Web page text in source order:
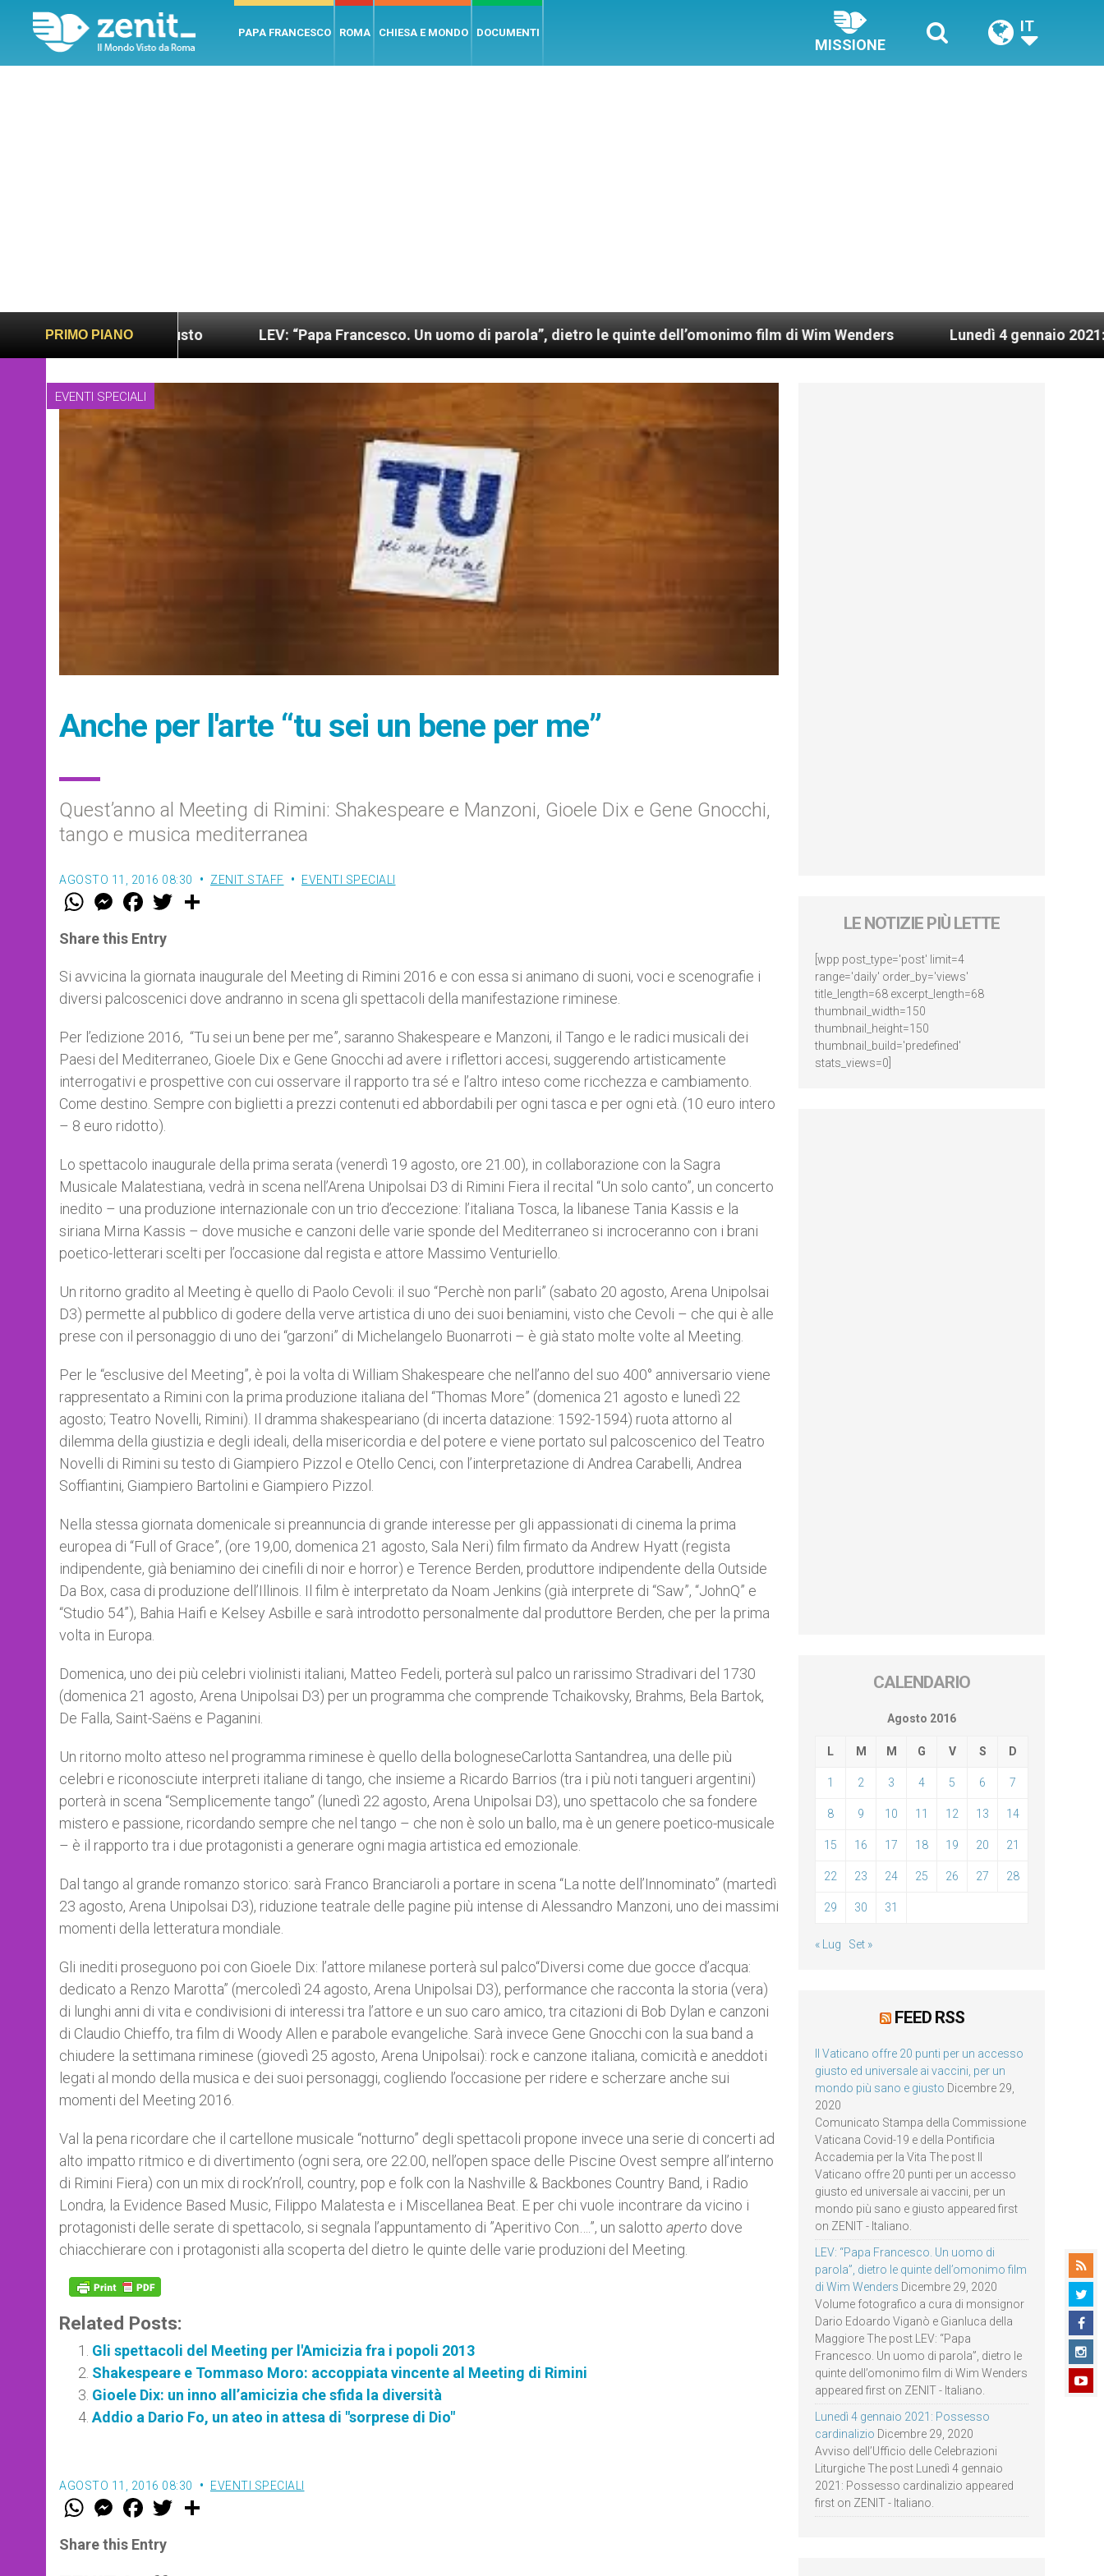
PAPA FRANCESCO ROMA CHIESA E MONDO DOCUMENTI
MISSIONE
IT
PRIMO PIANO
sano e giusto LEV: “Papa Francesco. Un uomo di parola”, dietro le quinte dell’omonimo film di Wim Wenders Lunedì 4 gennaio 2021: Possesso
EVENTI SPECIALI
Anche per l'arte “tu sei un bene per me”
Quest’anno al Meeting di Rimini: Shakespeare e Manzoni, Gioele Dix e Gene Gnocchi,
tango e musica mediterranea
AGOSTO 11, 2016 08:30 ZENIT STAFF EVENTI SPECIALI
W
t
s
p
p
M
e
s
e
g
e
r
F
a
e
b
o
k
w
r
Share this Entry
Si avvicina la giornata inaugurale del Meeting di Rimini 2016 e con essa si animano di suoni, voci e scenografie i
diversi palcoscenici dove andranno in scena gli spettacoli della manifestazione riminese.
Per l’edizione 2016, “Tu sei un bene per me”, saranno Shakespeare e Manzoni, il Tango e le radici musicali dei
Paesi del Mediterraneo, Gioele Dix e Gene Gnocchi ad avere i riflettori accesi, suggerendo artisticamente
interrogativi e prospettive con cui osservare il rapporto tra sé e l’altro inteso come ricchezza e cambiamento.
Come destino. Sempre con biglietti a prezzi contenuti ed abbordabili per ogni tasca e per ogni età. (10 euro intero
– 8 euro ridotto).
Lo spettacolo inaugurale della prima serata (venerdì 19 agosto, ore 21.00), in collaborazione con la Sagra
Musicale Malatestiana, vedrà in scena nell’Arena Unipolsai D3 di Rimini Fiera il recital “Un solo canto”, un concerto
inedito – una produzione internazionale con un trio d’eccezione: l’italiana Tosca, la libanese Tania Kassis e la
siriana Mirna Kassis – dove musiche e canzoni delle varie sponde del Mediterraneo si incroceranno con i brani
poetico-letterari scelti per l’occasione dal regista e attore Massimo Venturiello.
Un ritorno gradito al Meeting è quello di Paolo Cevoli: il suo “Perchè non parli” (sabato 20 agosto, Arena Unipolsai
D3) permette al pubblico di godere della verve artistica di uno dei suoi beniamini, visto che Cevoli – che qui è alle
prese con il personaggio di uno dei “garzoni” di Michelangelo Buonarroti – è già stato molte volte al Meeting.
Per le “esclusive del Meeting”, è poi la volta di William Shakespeare che nell’anno del suo 400° anniversario viene
rappresentato a Rimini con la prima produzione italiana del “Thomas More” (domenica 21 agosto e lunedì 22
agosto; Teatro Novelli, Rimini). Il dramma shakespeariano (di incerta datazione: 1592-1594) ruota attorno al
dilemma della giustizia e degli ideali, della misericordia e del potere e viene portato sul palcoscenico del Teatro
Novelli di Rimini su testo di Giampiero Pizzol e Otello Cenci, con l’interpretazione di Andrea Carabelli, Andrea
Soffiantini, Giampiero Bartolini e Giampiero Pizzol.
Nella stessa giornata domenicale si preannuncia di grande interesse per gli appassionati di cinema la prima
europea di “Full of Grace”, (ore 19,00, domenica 21 agosto, Sala Neri) film firmato da Andrew Hyatt (regista
indipendente, già beniamino dei cinefili di noir e horror) e Terence Berden, produttore indipendente della Outside
Da Box, casa di produzione dell’Illinois. Il film è interpretato da Noam Jenkins (già interprete di “Saw”, “JohnQ” e
“Studio 54”), Bahia Haifi e Kelsey Asbille e sarà introdotto personalmente dal produttore Berden, che per la prima
volta in Europa.
Domenica, uno dei più celebri violinisti italiani, Matteo Fedeli, porterà sul palco un rarissimo Stradivari del 1730
(domenica 21 agosto, Arena Unipolsai D3) per un programma che comprende Tchaikovsky, Brahms, Bela Bartok,
De Falla, Saint-Saëns e Paganini.
Un ritorno molto atteso nel programma riminese è quello della bologneseCarlotta Santandrea, una delle più
celebri e riconosciute interpreti italiane di tango, che insieme a Ricardo Barrios (tra i più noti tangueri argentini)
porterà in scena “Semplicemente tango” (lunedì 22 agosto, Arena Unipolsai D3), uno spettacolo che sa fondere
mistero e passione, ricordando sempre che nel tango – che non è solo un ballo, ma è un genere poetico-musicale
– è il rapporto tra i due protagonisti a generare ogni magia artistica ed emozionale.
Dal tango al grande romanzo storico: sarà Franco Branciaroli a portare in scena “La notte dell’Innominato” (martedì
23 agosto, Arena Unipolsai D3), riduzione teatrale delle pagine più intense di Alessandro Manzoni, uno dei massimi
momenti della letteratura mondiale.
Gli inediti proseguono poi con Gioele Dix: l’attore milanese porterà sul palco“Diversi come due gocce d’acqua:
dedicato a Renzo Marotta” (mercoledì 24 agosto, Arena Unipolsai D3), performance che racconta la storia (vera)
di lunghi anni di vita e condivisioni di interessi tra l’attore e un suo caro amico, tra citazioni di Bob Dylan e canzoni
di Claudio Chieffo, tra film di Woody Allen e parabole evangeliche. Sarà invece Gene Gnocchi con la sua band a
chiudere la settimana riminese (giovedì 25 agosto, Arena Unipolsai): rock e canzone italiana, comicità e aneddoti
legati al mondo della musica e dei suoi personaggi, cogliendo l’occasione per ridere e scherzare anche sui
momenti del Meeting 2016.
Val la pena ricordare che il cartellone musicale “notturno” degli spettacoli propone invece una serie di concerti ad
alto impatto ritmico e di divertimento (ogni sera, ore 22.00, nell’open space delle Piscine Ovest sempre all’interno
di Rimini Fiera) con un mix di rock’n’roll, country, pop e folk con la Nashville & Backbones Country Band, i Radio
Londra, la Evidence Based Music, Filippo Malatesta e i Miscellanea Beat. E per chi vuole incontrare da vicino i
protagonisti delle serate di spettacolo, si segnala l’appuntamento di ”Aperitivo Con….”, un salotto aperto dove
chiacchierare con i protagonisti alla scoperta del dietro le quinte delle varie produzioni del Meeting.
Related Posts:
Gli spettacoli del Meeting per l'Amicizia fra i popoli 2013
Shakespeare e Tommaso Moro: accoppiata vincente al Meeting di Rimini
Gioele Dix: un inno all’amicizia che sfida la diversità
Addio a Dario Fo, un ateo in attesa di "sorprese di Dio"
AGOSTO 11, 2016 08:30 EVENTI SPECIALI
W
t
s
M
e
s
e
F
a
e
b
w
Share this Entry
LE NOTIZIE PIÙ LETTE
[wpp post_type='post' limit=4
range='daily' order_by='views'
title_length=68 excerpt_length=68
thumbnail_width=150
thumbnail_height=150
thumbnail_build='predefined'
stats_views=0]
CALENDARIO
Agosto 2016
L M M G V S D
1 2 3 4 5 6 7
8 9 10 11 12 13 14
15 16 17 18 19 20 21
22 23 24 25 26 27 28
29 30 31
« Lug Set »
FEED RSS
Il Vaticano offre 20 punti per un accesso
giusto ed universale ai vaccini, per un
mondo più sano e giusto Dicembre 29,
2020
Comunicato Stampa della Commissione
Vaticana Covid-19 e della Pontificia
Accademia per la Vita The post Il
Vaticano offre 20 punti per un accesso
giusto ed universale ai vaccini, per un
mondo più sano e giusto appeared first
on ZENIT - Italiano.
LEV: “Papa Francesco. Un uomo di
parola”, dietro le quinte dell’omonimo film
di Wim Wenders Dicembre 29, 2020
Volume fotografico a cura di monsignor
Dario Edoardo Viganò e Gianluca della
Maggiore The post LEV: “Papa
Francesco. Un uomo di parola”, dietro le
quinte dell’omonimo film di Wim Wenders
appeared first on ZENIT - Italiano.
Lunedì 4 gennaio 2021: Possesso
cardinalizio Dicembre 29, 2020
Avviso dell’Ufficio delle Celebrazioni
Liturgiche The post Lunedì 4 gennaio
2021: Possesso cardinalizio appeared
first on ZENIT - Italiano.